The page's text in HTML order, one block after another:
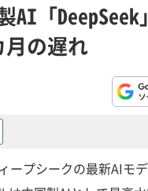
AI「
の遅れ
ープシークの最新AIモ